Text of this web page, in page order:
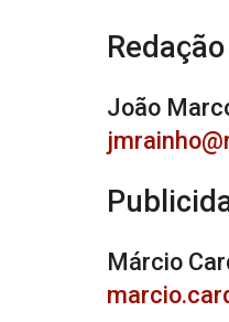
Redação
João
Márcio